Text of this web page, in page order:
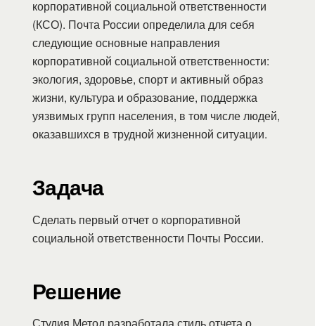
корпоративной социальной ответственности
(КСО). Почта России определила для себя
следующие основные направления
корпоративной социальной ответственности:
экология, здоровье, спорт и активный образ
жизни, культура и образование, поддержка
уязвимых групп населения, в том числе людей,
оказавшихся в трудной жизненной ситуации.
Задача
Сделать первый отчет о корпоративной
социальной ответственности Почты России.
Решение
Студия Метод разработала стиль отчета о